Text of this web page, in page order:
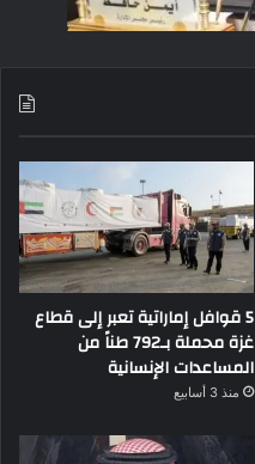
5 قوافل إماراتية تعبر إلى قطاع
غزة محملة بـ792 طناً من
المساعدات الإنسانية
منذ 3 أسابيع